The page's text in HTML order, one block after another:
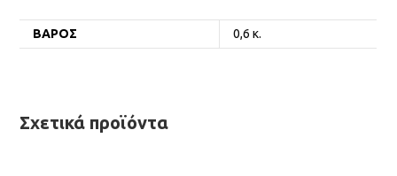
ΒΆΡΟΣ 0,6 κ.
Σχετικά προϊόντα